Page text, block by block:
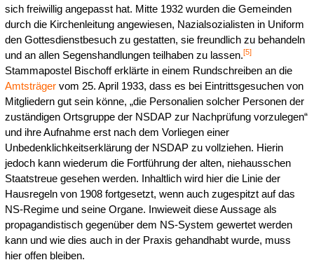
sich freiwillig angepasst hat. Mitte 1932 wurden die Gemeinden
durch die Kirchenleitung angewiesen, Nazialsozialisten in Uniform
den Gottesdienstbesuch zu gestatten, sie freundlich zu behandeln
und an allen Segenshandlungen teilhaben zu lassen.[5]
Stammapostel Bischoff erklärte in einem Rundschreiben an die
Amtsträgervom 25. April 1933, dass es bei Eintrittsgesuchen von
Mitgliedern gut sein könne, „die Personalien solcher Personen der
zuständigen Ortsgruppe der NSDAP zur Nachprüfung vorzulegen“
und ihre Aufnahme erst nach dem Vorliegen einer
Unbedenklichkeitserklärung der NSDAP zu vollziehen. Hierin
jedoch kann wiederum die Fortführung der alten, niehausschen
Staatstreue gesehen werden. Inhaltlich wird hier die Linie der
Hausregeln von 1908 fortgesetzt, wenn auch zugespitzt auf das
NS-Regime und seine Organe. Inwieweit diese Aussage als
propagandistisch gegenüber dem NS-System gewertet werden
kann und wie dies auch in der Praxis gehandhabt wurde, muss
hier offen bleiben.